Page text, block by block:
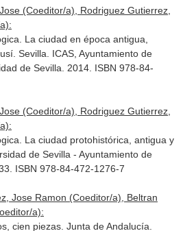
(Coeditor/a), Rodriguez Gutierrez,
La ciudad en época antigua,
Sevilla. ICAS, Ayuntamiento de
de Sevilla. 2014. ISBN 978-84-
(Coeditor/a), Rodriguez Gutierrez,
La ciudad protohistórica, antigua y
de Sevilla - Ayuntamiento de
ISBN 978-84-472-1276-7
Jose Ramon (Coeditor/a), Beltran
a):
cien piezas. Junta de Andalucía.